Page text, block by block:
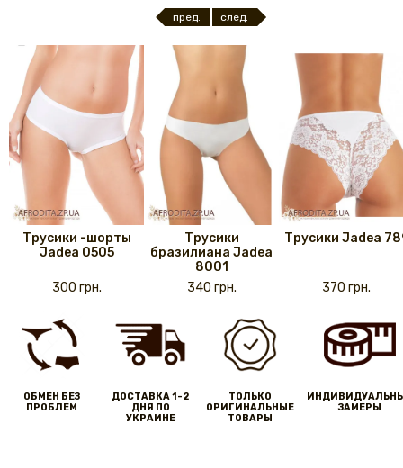
пред. след.
Трусики -шорты
Jadea 0505
300 грн.
Трусики
бразилиана Jadea
8001
340 грн.
Трусики Jadea
370 грн.
ОБМЕН БЕЗ
ПРОБЛЕМ
ДОСТАВКА 1-2
ДНЯ ПО
УКРАИНЕ
ТОЛЬКО
ОРИГИНАЛЬНЫЕ
ТОВАРЫ
ЗАМЕРЫ